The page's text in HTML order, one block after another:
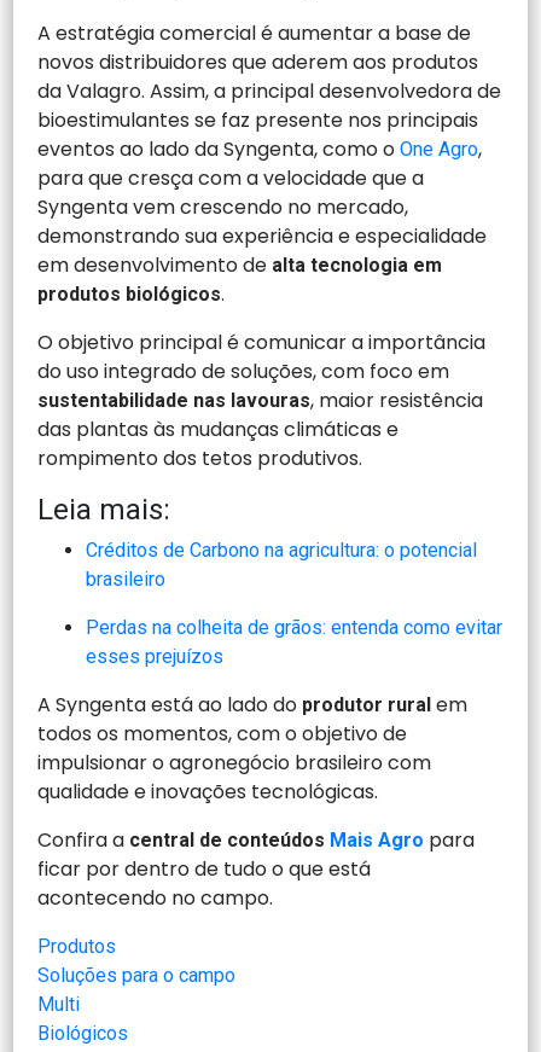
A estratégia comercial é aumentar a base de
novos distribuidores que aderem aos produtos
da Valagro. Assim, a principal desenvolvedora de
bioestimulantes se faz presente nos principais
eventos ao lado da Syngenta, como oOne Agro,
para que cresça com a velocidade que a
Syngenta vem crescendo no mercado,
demonstrando sua experiência e especialidade
em desenvolvimento de alta tecnologia em
produtos biológicos.
O objetivo principal é comunicar a importância
do uso integrado de soluções, com foco em
sustentabilidade nas lavouras, maior resistência
das plantas às mudanças climáticas e
rompimento dos tetos produtivos.
Leia mais:
Créditos de Carbono na agricultura: o potencial
brasileiro
Perdas na colheita de grãos: entenda como evitar
esses prejuízos
A Syngenta está ao lado do produtor rural em
todos os momentos, com o objetivo de
impulsionar o agronegócio brasileiro com
qualidade e inovações tecnológicas.
Confira a central de conteúdos Mais Agro para
ficar por dentro de tudo o que está
acontecendo no campo.
Produtos
Soluções para o campo
Multi
Biológicos